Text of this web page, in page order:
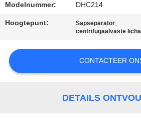
SITEMAP
PRIVACY
POLICY
Modelnummer: DHC214
Hoogtepunt: Sapseparator,
centrifugaalvaste
CONTACTEER
DETAILS